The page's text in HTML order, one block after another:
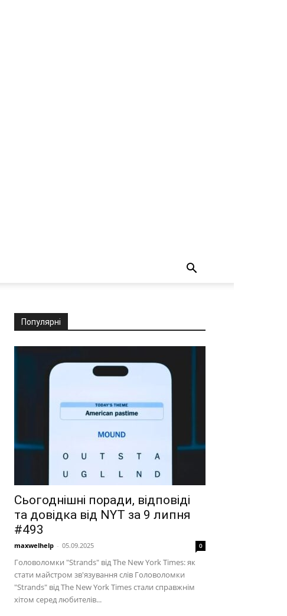
Популярні
Сьогоднішні поради, відповіді
та довідка від NYT за 9 липня
#493
maxwelhelp - 05.09.2025 0
Головоломки "Strands" від The New York Times: як
стати майстром зв'язування слів Головоломки
"Strands" від The New York Times стали справжнім
хітом серед любителів...